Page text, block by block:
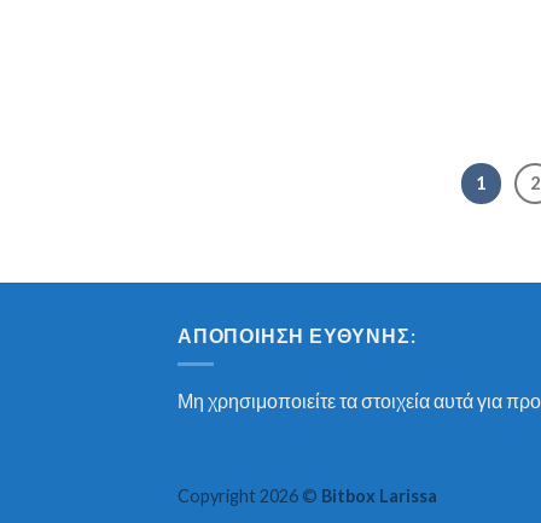
1 2
ΑΠΟΠΟΊΗΣΗ ΕΥΘΎΝΗΣ:
Μη χρησιμοποιείτε τα στοιχεία αυτά για
Copyright 2026 © Bitbox Larissa